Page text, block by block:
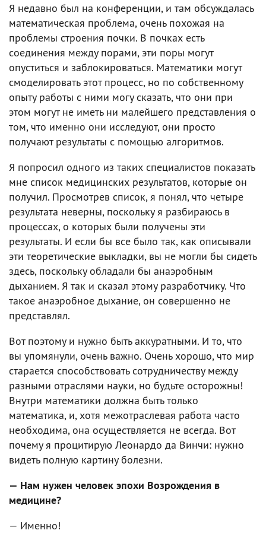
Я недавно был на конференции, и там обсуждалась
математическая проблема, очень похожая на
проблемы строения почки. В почках есть
соединения между порами, эти поры могут
опуститься и заблокироваться. Математики могут
смоделировать этот процесс, но по собственному
опыту работы с ними могу сказать, что они при
этом могут не иметь ни малейшего представления о
том, что именно они исследуют, они просто
получают результаты с помощью алгоритмов.
Я попросил одного из таких специалистов показать
мне список медицинских результатов, которые он
получил. Просмотрев список, я понял, что четыре
результата неверны, поскольку я разбираюсь в
процессах, о которых были получены эти
результаты. И если бы все было так, как описывали
эти теоретические выкладки, вы не могли бы сидеть
здесь, поскольку обладали бы анаэробным
дыханием. Я так и сказал этому разработчику. Что
такое анаэробное дыхание, он совершенно не
представлял.
Вот поэтому и нужно быть аккуратными. И то, что
вы упомянули, очень важно. Очень хорошо, что мир
старается способствовать сотрудничеству между
разными отраслями науки, но будьте осторожны!
Внутри математики должна быть только
математика, и, хотя межотраслевая работа часто
необходима, она осуществляется не всегда. Вот
почему я процитирую Леонардо да Винчи: нужно
видеть полную картину болезни.
— Нам нужен человек эпохи Возрождения в
медицине?
— Именно!